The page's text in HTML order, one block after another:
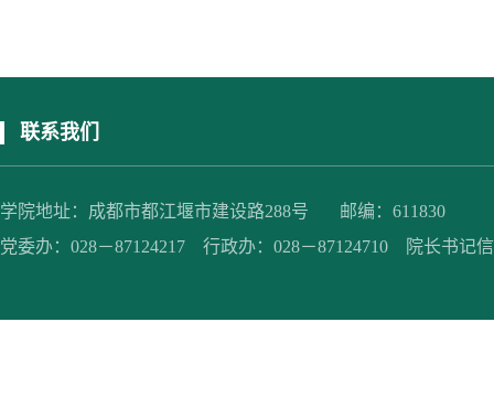
联系我们
学院地址：成都市都江堰市建设路288号 邮编：611830
党委办：028－87124217 行政办：028－87124710 院长书记信